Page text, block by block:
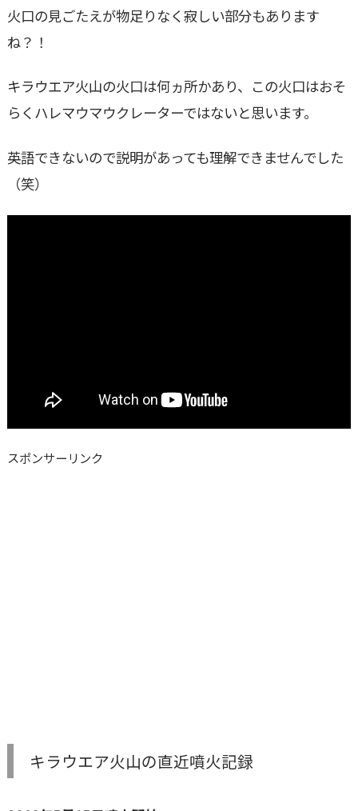
火口の見ごたえが物足りなく寂しい部分もあります
ね？！
キラウエア火山の火口は何ヵ所かあり、この火口はおそ
らくハレマウマウクレーターではないと思います。
英語できないので説明があっても理解できませんでした
（笑）
スポンサーリンク
キラウエア火山の直近噴火記録